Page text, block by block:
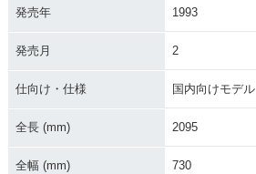
新登場
発売年 1993
発売月 2
仕向け・仕様 国内向けモデル
全長 (mm) 2095
全幅 (mm) 730